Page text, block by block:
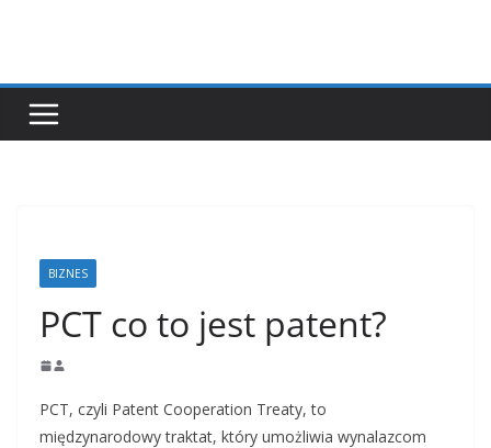
BIZNES
PCT co to jest patent?
PCT, czyli Patent Cooperation Treaty, to
międzynarodowy traktat, który umożliwia wynalazcom